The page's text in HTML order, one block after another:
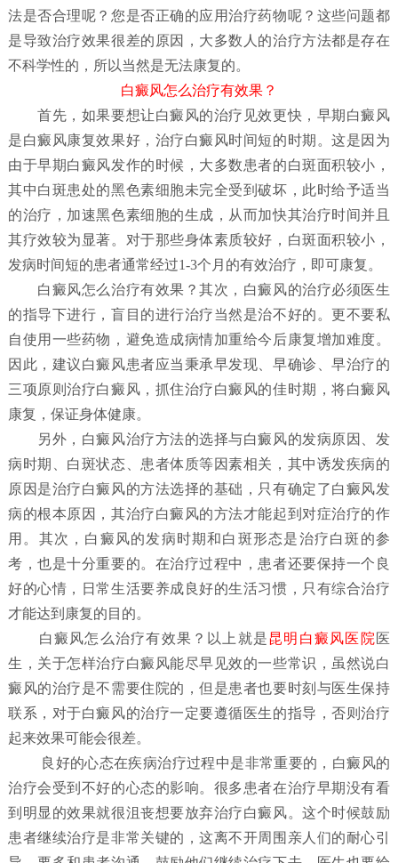
法是否合理呢？您是否正确的应用治疗药物呢？这些问题都
是导致治疗效果很差的原因，大多数人的治疗方法都是存在
不科学性的，所以当然是无法康复的。
白癜风怎么治疗有效果？
首先，如果要想让白癜风的治疗见效更快，早期白癜风
是白癜风康复效果好，治疗白癜风时间短的时期。这是因为
由于早期白癜风发作的时候，大多数患者的白斑面积较小，
其中白斑患处的黑色素细胞未完全受到破坏，此时给予适当
的治疗，加速黑色素细胞的生成，从而加快其治疗时间并且
其疗效较为显著。对于那些身体素质较好，白斑面积较小，
发病时间短的患者通常经过1-3个月的有效治疗，即可康复。
白癜风怎么治疗有效果？其次，白癜风的治疗必须医生
的指导下进行，盲目的进行治疗当然是治不好的。更不要私
自使用一些药物，避免造成病情加重给今后康复增加难度。
因此，建议白癜风患者应当秉承早发现、早确诊、早治疗的
三项原则治疗白癜风，抓住治疗白癜风的佳时期，将白癜风
康复，保证身体健康。
另外，白癜风治疗方法的选择与白癜风的发病原因、发
病时期、白斑状态、患者体质等因素相关，其中诱发疾病的
原因是治疗白癜风的方法选择的基础，只有确定了白癜风发
病的根本原因，其治疗白癜风的方法才能起到对症治疗的作
用。其次，白癜风的发病时期和白斑形态是治疗白斑的参
考，也是十分重要的。在治疗过程中，患者还要保持一个良
好的心情，日常生活要养成良好的生活习惯，只有综合治疗
才能达到康复的目的。
白癜风怎么治疗有效果？ 以上就是昆明白癜风医院 医
生，关于怎样治疗白癜风能尽早见效的一些常识，虽然说白
癜风的治疗是不需要住院的，但是患者也要时刻与医生保持
联系，对于白癜风的治疗一定要遵循医生的指导，否则治疗
起来效果可能会很差。
良好的心态在疾病治疗过程中是非常重要的，白癜风的
治疗会受到不好的心态的影响。很多患者在治疗早期没有看
到明显的效果就很沮丧想要放弃治疗白癜风。这个时候鼓励
患者继续治疗是非常关键的，这离不开周围亲人们的耐心引